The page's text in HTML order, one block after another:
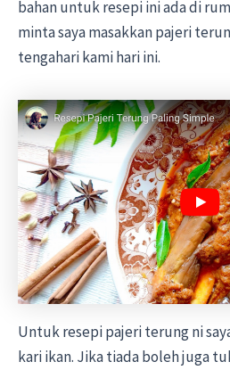
bahan untuk resepi ini ada di
minta saya masakkan pajeri
tengahari kami hari ini.
Untuk resepi pajeri terung ni
kari ikan. Jika tiada boleh juga